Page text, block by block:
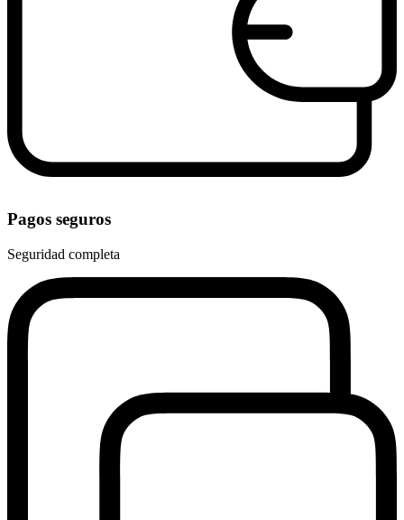
Pagos seguros
Seguridad completa